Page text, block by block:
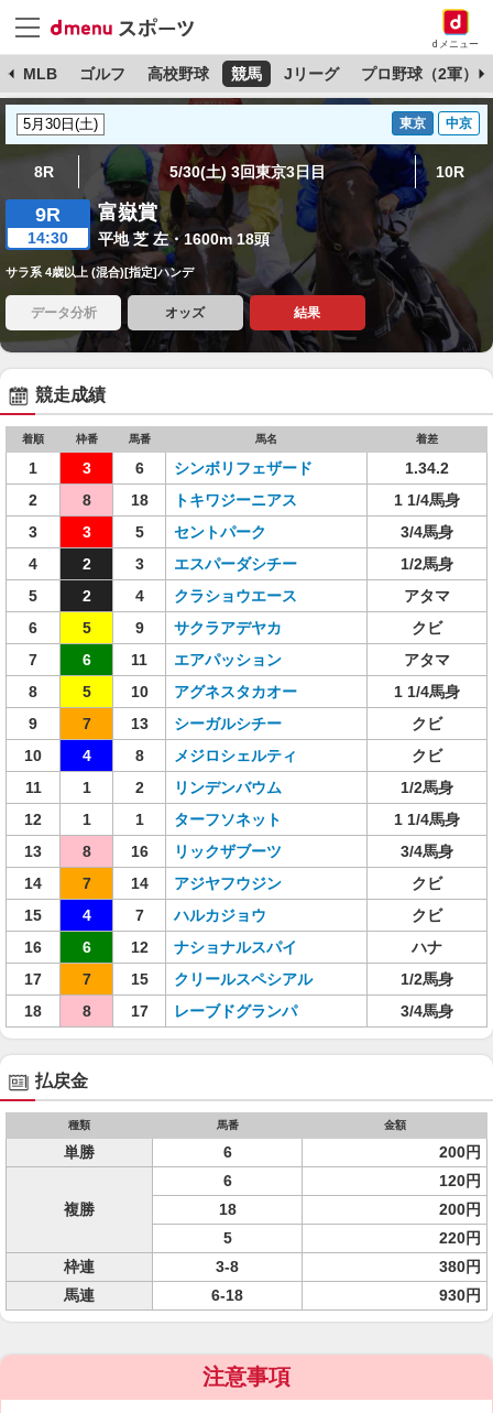
dメニュー
MLB ゴルフ 高校野球 競馬 Jリーグ プロ野球（2軍）
東京 中京
8R 5/30(土) 3回東京3日目 10R
9R
14:30
富嶽賞
平地 芝 左・1600m 18頭
サラ系 4歳以上 (混合)[指定]ハンデ
データ分析 オッズ 結果
競走成績
着順 枠番 馬番 馬名 着差
1 3 6 シンボリフェザード
1.34.2
2
8 18 トキワジーニアス
1 1/4馬身
3
3 5 セントパーク
3/4馬身
4
2 3 エスパーダシチー
1/2馬身
5
2 4 クラショウエース
アタマ
6
5 9 サクラアデヤカ
クビ
7
6 11 エアパッション
アタマ
8
5 10 アグネスタカオー
1 1/4馬身
9
7 13 シーガルシチー
クビ
10
4 8 メジロシェルティ
クビ
11
1 2 リンデンバウム
1/2馬身
12
1 1 ターフソネット
1 1/4馬身
13
8 16 リックザブーツ
3/4馬身
14
7 14 アジヤフウジン
クビ
15
4 7 ハルカジョウ
クビ
16
6 12 ナショナルスパイ
ハナ
17
7 15 クリールスペシアル
1/2馬身
18
8 17 レーブドグランパ 3/4馬身
払戻金
種類 馬番 金額
単勝 6 200円
複勝
6
120円
18
200円
5
220円
枠連
3-8
380円
馬連
6-18 930円
注意事項